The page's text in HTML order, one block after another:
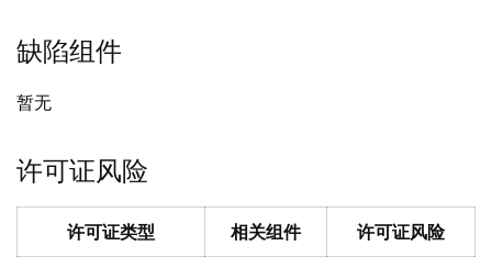
缺陷组件
暂无
许可证风险
许可证类型 相关组件 许可证风险